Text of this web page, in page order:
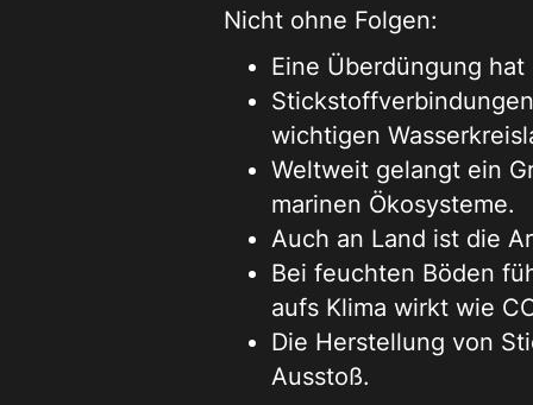
Nicht ohne Folgen:
Eine Überdüngung
wichtigen
Weltweit gelangt ein
marinen Ökosysteme.
Auch an Land ist die
Bei feuchten Böden
aufs Klima wirkt wie
Die Herstellung von
Ausstoß.